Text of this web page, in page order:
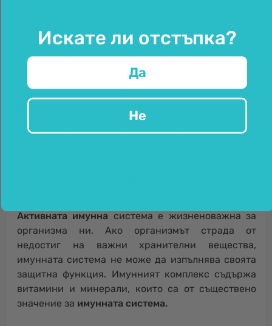
комбинация от витамини и микроелементи.
Желязо, селен, цинк, фолат, витамин B6,
витамин B12, витамин C и витамин D в
допринасят за нормалната
функция на имунната система
киселина, желязото, ниацинът, пантотеновата
Активната имунна система е жизненоважна за
организма ни. Ако организмът страда от
недостиг на важни хранителни вещества,
имунната система не може да изпълнява своята
защитна функция. Имунният комплекс съдържа
витамини и минерали, които са от съществено
значение за имунната система.
Искате ли отстъпка?
Да
Не